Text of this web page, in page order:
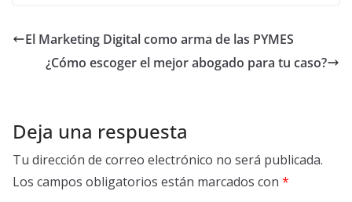
El Marketing Digital como arma de las PYMES
¿Cómo escoger el mejor abogado para tu caso?
Deja una respuesta
Tu dirección de correo electrónico no será publicada.
Los campos obligatorios están marcados con *